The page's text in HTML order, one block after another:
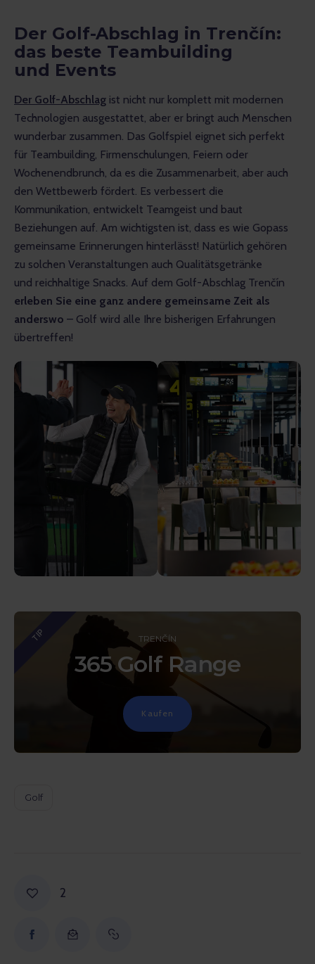
Der Golf-Abschlag in Trenčín:
das beste Teambuilding
und Events
Der Golf-Abschlag ist nicht nur komplett mit modernen
Technologien ausgestattet, aber er bringt auch Menschen
wunderbar zusammen. Das Golfspiel eignet sich perfekt
für Teambuilding, Firmenschulungen, Feiern oder
Wochenendbrunch, da es die Zusammenarbeit, aber auch
den Wettbewerb fördert. Es verbessert die
Kommunikation, entwickelt Teamgeist und baut
Beziehungen auf. Am wichtigsten ist, dass es wie Gopass
gemeinsame Erinnerungen hinterlässt! Natürlich gehören
zu solchen Veranstaltungen auch Qualitätsgetränke
und reichhaltige Snacks. Auf dem Golf-Abschlag Trenčín
erleben Sie eine ganz andere gemeinsame Zeit als
anderswo – Golf wird alle Ihre bisherigen Erfahrungen
übertreffen!
TIP TRENČÍN
365 Golf Range
Kaufen
Golf
2